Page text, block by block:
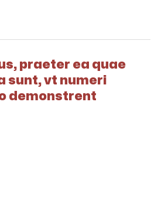
praeter ea quae
sunt, vt numeri
demonstrent